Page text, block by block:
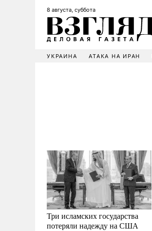
8 августа, суббота
УКРАИНА АТАКА НА ИРАН
Три исламских государства
потеряли надежду на США